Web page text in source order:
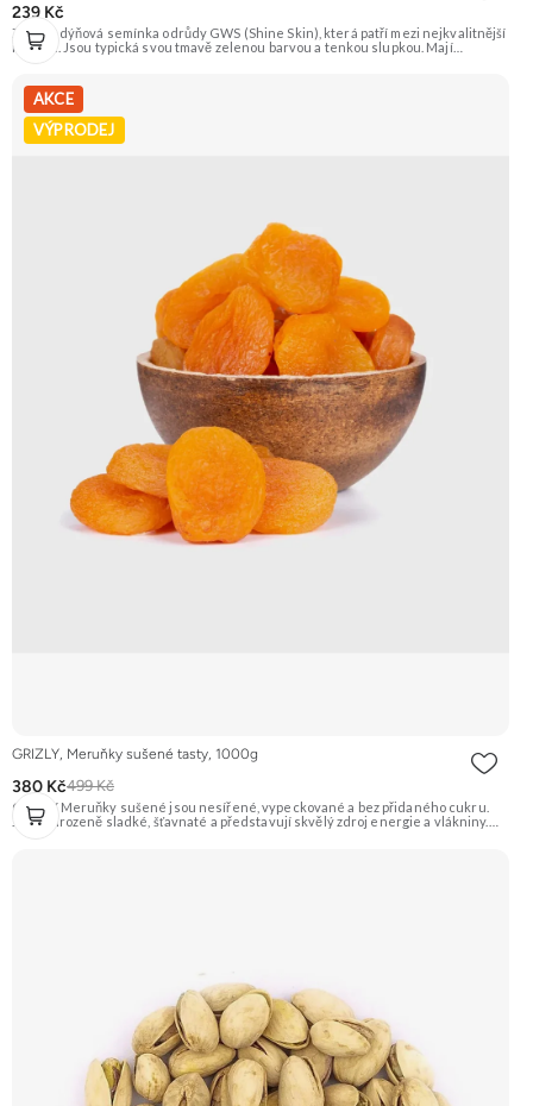
239 Kč
Zelená dýňová semínka odrůdy GWS (Shine Skin), která patří mezi nejkvalitnější
na trhu. Jsou typická svou tmavě zelenou barvou a tenkou slupkou. Mají
cena Vyzkoušet
AKCE
VÝPRODEJ
GRIZLY, Meruňky sušené tasty, 1000g
380 Kč499 Kč
GRIZLY Meruňky sušené jsou nesířené, vypeckované a bez přidaného cukru.
Jsou přirozeně sladké, šťavnaté a představují skvělý zdroj energie a vlákniny.